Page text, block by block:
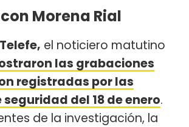
Morena Rial
el noticiero matutino
las grabaciones
registradas por las
del 18 de enero.
de la investigación, la